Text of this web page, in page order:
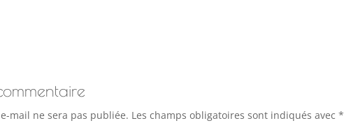
mail ne sera pas publiée. Les champs obligatoires sont indiqués avec*